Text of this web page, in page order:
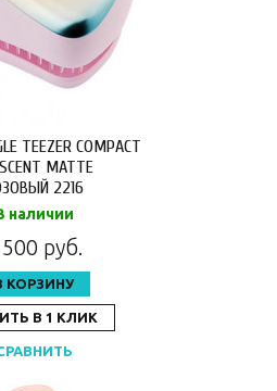
TEEZER COMPACT
MATTE
2216
наличии
руб.
КОРЗИНУ
В 1 КЛИК